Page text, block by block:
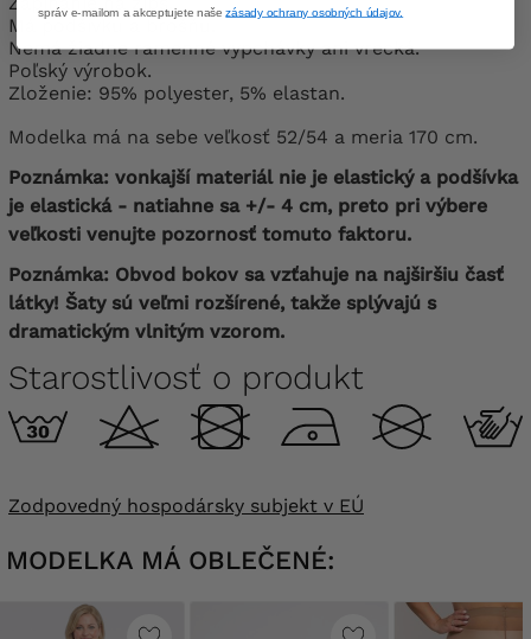
Má podšívku a brošňu.
Nemá žiadne ramenné vypchávky ani vrecká.
Poľský výrobok.
Zloženie: 95% polyester, 5% elastan.
Modelka má na sebe veľkosť 52/54 a meria 170 cm.
Poznámka: vonkajší materiál nie je elastický a podšívka
je elastická - natiahne sa +/- 4 cm, preto pri výbere
veľkosti venujte pozornosť tomuto faktoru.
Poznámka: Obvod bokov sa vzťahuje na najširšiu časť
látky! Šaty sú veľmi rozšírené, takže splývajú s
dramatickým vlnitým vzorom.
Starostlivosť o produkt
Zodpovedný hospodársky subjekt v EÚ
MODELKA MÁ OBLEČENÉ:
správ e-mailom a akceptujete našezásady ochrany osobných údajov.